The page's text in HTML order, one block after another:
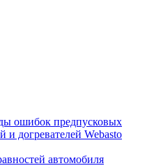
ошибок предпусковых
и догревателей Webasto
автомобиля